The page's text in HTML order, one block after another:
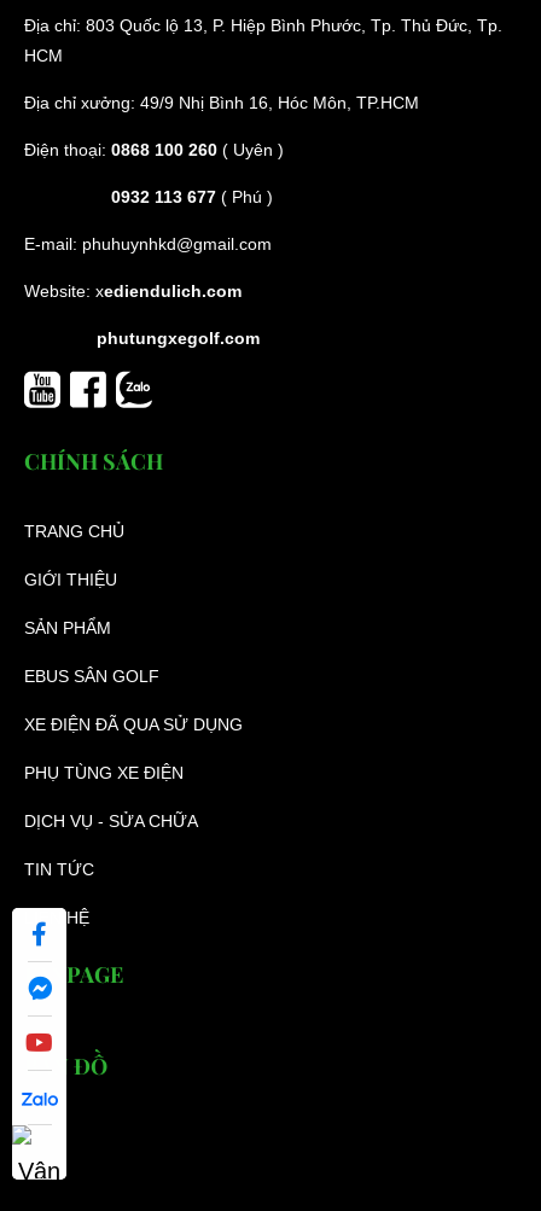
Địa chỉ: 803 Quốc lộ 13, P. Hiệp Bình Phước, Tp. Thủ Đức, Tp.
HCM
Địa chỉ xưởng: 49/9 Nhị Bình 16, Hóc Môn, TP.HCM
Điện thoại: 0868 100 260 ( Uyên )
0932 113 677 ( Phú )
E-mail: phuhuynhkd@gmail.com
Website: xediendulich.com
phutungxegolf.com
CHÍNH SÁCH
TRANG CHỦ
GIỚI THIỆU
SẢN PHẨM
EBUS SÂN GOLF
XE ĐIỆN ĐÃ QUA SỬ DỤNG
PHỤ TÙNG XE ĐIỆN
DỊCH VỤ - SỬA CHỮA
TIN TỨC
LIÊN HỆ
FANPAGE
BẢN ĐỒ